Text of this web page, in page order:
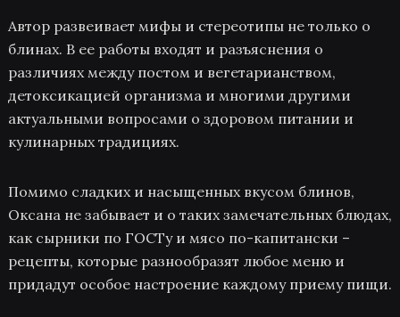
Автор развеивает мифы и стереотипы не только о
блинах. В ее работы входят и разъяснения о
различиях между постом и вегетарианством,
детоксикацией организма и многими другими
актуальными вопросами о здоровом питании и
кулинарных традициях.
Помимо сладких и насыщенных вкусом блинов,
Оксана не забывает и о таких замечательных блюдах,
как сырники по ГОСТу и мясо по-капитански –
рецепты, которые разнообразят любое меню и
придадут особое настроение каждому приему пищи.